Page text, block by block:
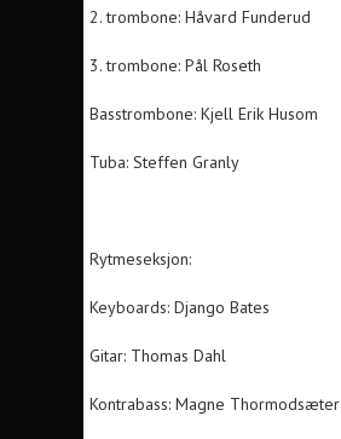
2. trombone: Håvard Funderud
3. trombone: Pål Roseth
Basstrombone: Kjell Erik Husom
Tuba: Steffen Granly
Rytmeseksjon:
Keyboards: Django Bates
Gitar: Thomas Dahl
Kontrabass: Magne Thormodsæter